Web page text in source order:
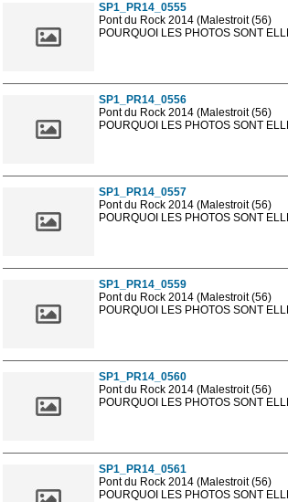
SP1_PR14_0555
Pont du Rock 2014 (Malestroit (56)
POURQUOI LES PHOTOS SONT
SP1_PR14_0556
Pont du Rock 2014 (Malestroit (56)
POURQUOI LES PHOTOS SONT
SP1_PR14_0557
Pont du Rock 2014 (Malestroit (56)
POURQUOI LES PHOTOS SONT
SP1_PR14_0559
Pont du Rock 2014 (Malestroit (56)
POURQUOI LES PHOTOS SONT
SP1_PR14_0560
Pont du Rock 2014 (Malestroit (56)
POURQUOI LES PHOTOS SONT
SP1_PR14_0561
Pont du Rock 2014 (Malestroit (56)
POURQUOI LES PHOTOS SONT